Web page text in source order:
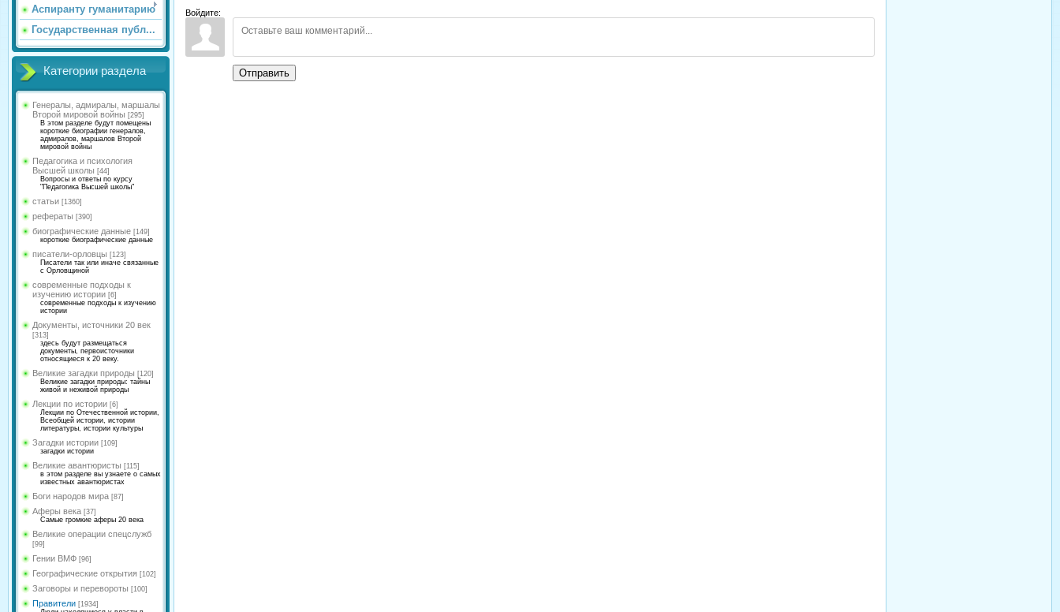
Аспиранту гуманитарию
Государственная публ...
Категории раздела
Генералы, адмиралы, маршалы
Второй мировой войны [295]
В этом разделе будут помещены
короткие биографии генералов,
адмиралов, маршалов Второй
мировой войны
Педагогика и психология
Высшей школы [44]
Вопросы и ответы по курсу
"Педагогика Высшей школы"
статьи [1360]
рефераты [390]
биографические данные [149]
короткие биографические данные
писатели-орловцы [123]
Писатели так или иначе связанные
с Орловщиной
современные подходы к
изучению истории [6]
современные подходы к изучению
истории
Документы, источники 20 век
[313]
здесь будут размещаться
документы, первоисточники
относящиеся к 20 веку.
Великие загадки природы [120]
Великие загадки природы: тайны
живой и неживой природы
Лекции по истории [6]
Лекции по Отечественной истории,
Всеобщей истории, истории
литературы, истории культуры
Загадки истории [109]
загадки истории
Великие авантюристы [115]
в этом разделе вы узнаете о самых
известных авантюристах
Боги народов мира [87]
Аферы века [37]
Самые громкие аферы 20 века
Великие операции спецслужб
[99]
Гении ВМФ [96]
Географические открытия [102]
Заговоры и перевороты [100]
Правители [1934]
Войдите:
Отправить